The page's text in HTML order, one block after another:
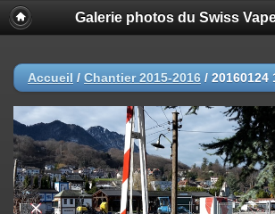
Galerie photos du Swiss
Accueil / Chantier 2015-2016 / 20160124